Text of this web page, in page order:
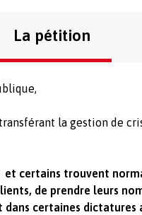
La pétition
la gestion de
et certains trouvent
de prendre leurs
dans certaines dictatures